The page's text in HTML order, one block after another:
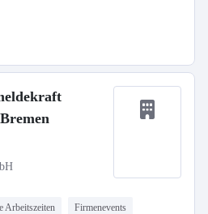
Arbeitszeiten Firmenevents